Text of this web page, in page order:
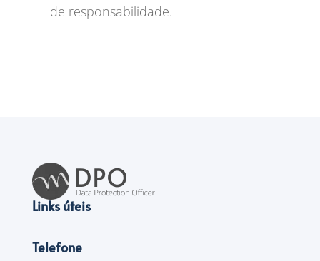
de responsabilidade.
Links úteis
Telefone